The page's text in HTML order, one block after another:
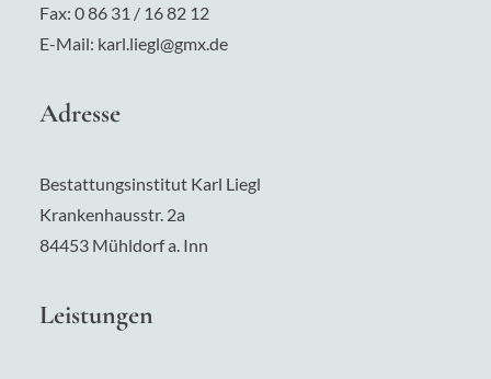
Fax: 0 86 31 / 16 82 12
E-Mail: karl.liegl@gmx.de
Adresse
Bestattungsinstitut Karl Liegl
Krankenhausstr. 2a
84453 Mühldorf a. Inn
Leistungen